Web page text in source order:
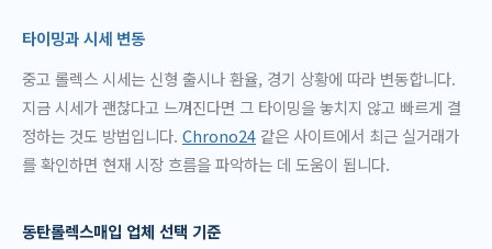
타이밍과 시세 변동
중고 롤렉스 시세는 신형 출시나 환율, 경기 상황에 따라 변동합니다.
지금 시세가 괜찮다고 느껴진다면 그 타이밍을 놓치지 않고 빠르게 결
정하는 것도 방법입니다. Chrono24 같은 사이트에서 최근 실거래가
를 확인하면 현재 시장 흐름을 파악하는 데 도움이 됩니다.
동탄롤렉스매입 업체 선택 기준